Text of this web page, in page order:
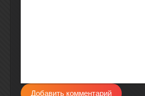
Добавить комментарий